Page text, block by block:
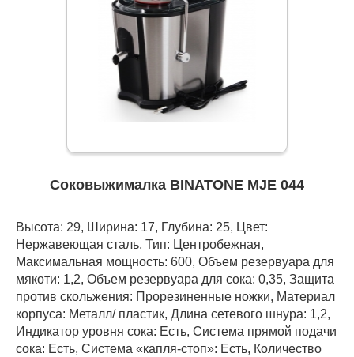
Соковыжималка BINATONE MJE 044
Высота: 29, Ширина: 17, Глубина: 25, Цвет:
Нержавеющая сталь, Тип: Центробежная,
Максимальная мощность: 600, Объем резервуара для
мякоти: 1,2, Объем резервуара для сока: 0,35, Защита
против скольжения: Прорезиненные ножки, Материал
корпуса: Металл/ пластик, Длина сетевого шнура: 1,2,
Индикатор уровня сока: Есть, Система прямой подачи
сока: Есть, Система «капля-стоп»: Есть, Количество